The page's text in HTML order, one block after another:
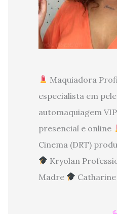
Maquiadora
especialista em
automaquiagem
presencial e online
Cinema (DRT)
Kryolan
Madre